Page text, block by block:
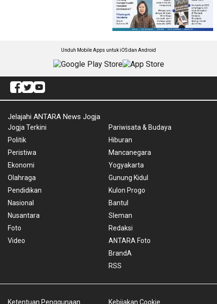
Unduh Mobile Apps untuk iOS dan Android
Jelajahi ANTARA News Jogja
Jogja Terkini
Politik
Peristiwa
Ekonomi
Olahraga
Pendidikan
Nasional
Nusantara
Foto
Video
Pariwisata & Budaya
Hiburan
Mancanegara
Yogyakarta
Gunung Kidul
Kulon Progo
Bantul
Sleman
Redaksi
ANTARA Foto
BrandA
RSS
Ketentuan Penggunaan Kebijakan Cookie